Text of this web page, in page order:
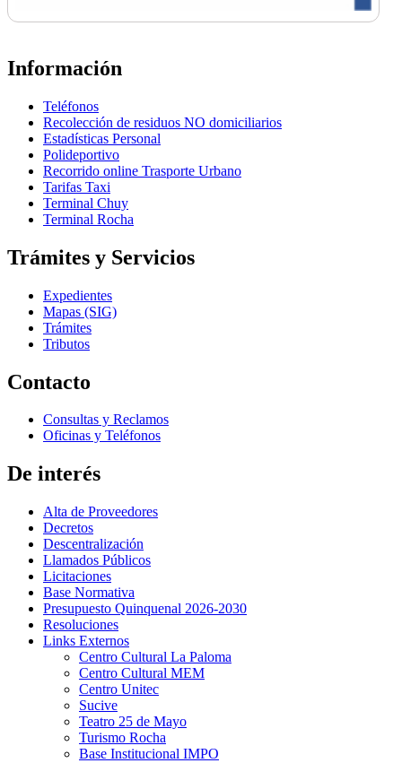
Información
Teléfonos
Recolección de residuos NO domiciliarios
Estadísticas Personal
Polideportivo
Recorrido online Trasporte Urbano
Tarifas Taxi
Terminal Chuy
Terminal Rocha
Trámites y Servicios
Expedientes
Mapas (SIG)
Trámites
Tributos
Contacto
Consultas y Reclamos
Oficinas y Teléfonos
De interés
Alta de Proveedores
Decretos
Descentralización
Llamados Públicos
Licitaciones
Base Normativa
Presupuesto Quinquenal 2026-2030
Resoluciones
Links Externos
Centro Cultural La Paloma
Centro Cultural MEM
Centro Unitec
Sucive
Teatro 25 de Mayo
Turismo Rocha
Base Institucional IMPO